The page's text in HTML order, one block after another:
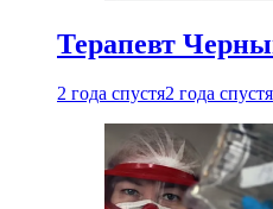
Терапевт
2 года спустя2 года спустя